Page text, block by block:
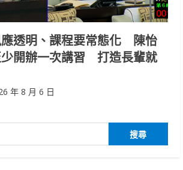
透明、課程要常態化 陳怡
開辦一次講習 打造長輩就
年 8 月 6 日